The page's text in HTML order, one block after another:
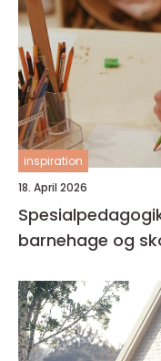
inspiration
18. April 2026
barnehage og